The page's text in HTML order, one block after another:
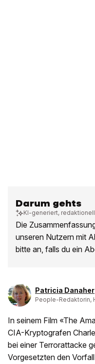
Darum gehts
KI-generiert,
Die
unseren Nutzern mit
bitte an, falls du ein
Patricia Danaher
People-Redaktorin,
In seinem Film «The
CIA-Kryptografen
bei einer Terrorattacke
Vorgesetzten den